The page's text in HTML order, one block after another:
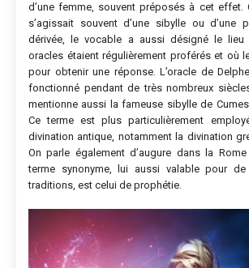
d’une femme, souvent préposés à cet effet.
s’agissait souvent d’une sibylle ou d’une
dérivée, le vocable a aussi désigné le
oracles étaient régulièrement proférés et où
pour obtenir une réponse. L’oracle de
fonctionné pendant de très nombreux
mentionne aussi la fameuse sibylle de
Ce terme est plus particulièrement
divination antique, notamment la divination
On parle également d’augure dans la
terme synonyme, lui aussi valable pour
traditions, est celui de prophétie.